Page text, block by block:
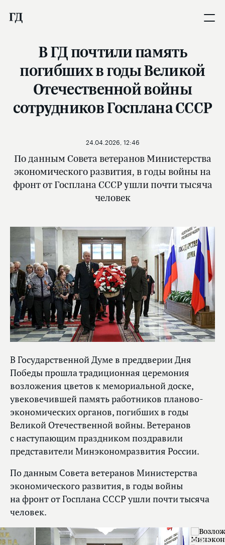
В ГД почтили память
погибших в годы Великой
Отечественной войны
сотрудников Госплана СССР
По данным Совета ветеранов Министерства
экономического развития, в годы войны на
фронт от Госплана СССР ушли почти тысяча
человек
24.04.2026, 12:46
В Государственной Думе в преддверии Дня
Победы прошла традиционная церемония
возложения цветов к мемориальной доске,
увековечившей память работников планово-
экономических органов, погибших в годы
Великой Отечественной войны. Ветеранов
с наступающим праздником поздравили
представители Минэкономразвития России.
По данным Совета ветеранов Министерства
экономического развития, в годы войны
на фронт от Госплана СССР ушли почти тысяча
человек.
1 из 5